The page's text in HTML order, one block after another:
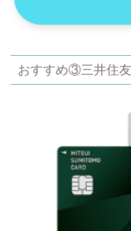
おすすめ③三井住友